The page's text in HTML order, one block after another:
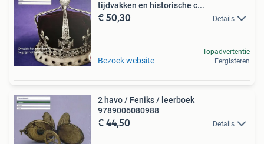
tijdvakken en historische c...
€ 50,30 Details
Bezoek website
Topadvertentie
Eergisteren
2 havo / Feniks / leerboek
9789006080988
€ 44,50 Details